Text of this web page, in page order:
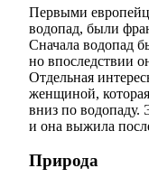
Первыми
водопад, были
Сначала водопад
но впоследствии
Отдельная
женщиной,
вниз по водопаду.
и она выжила
Природа